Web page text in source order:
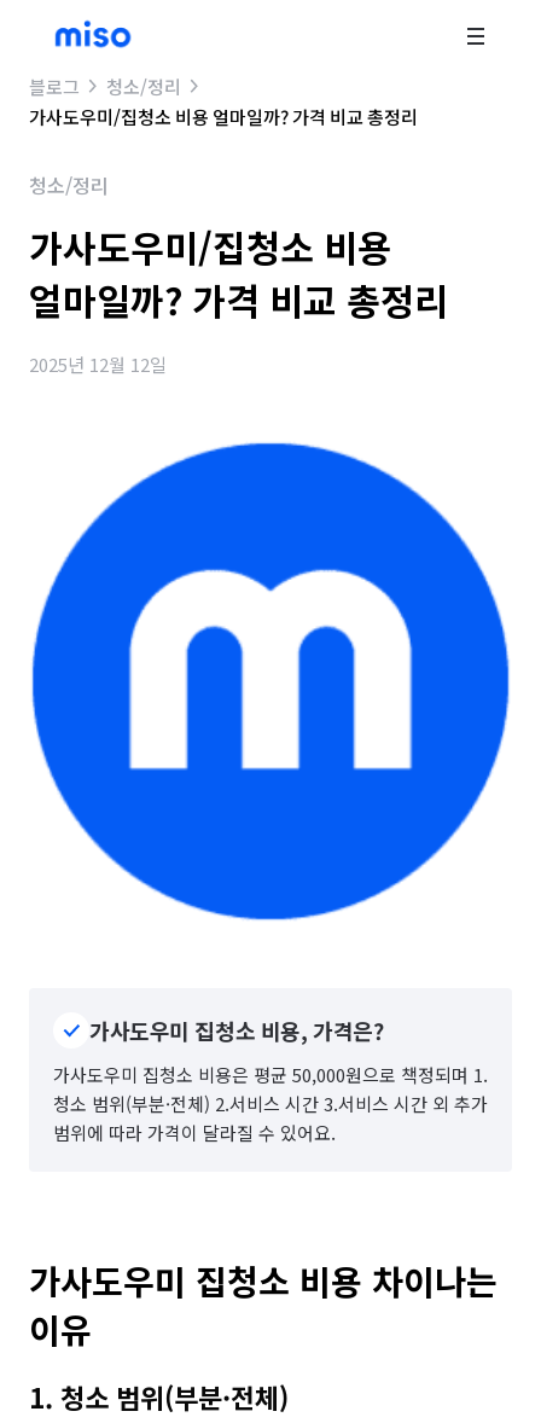
블로그
청소/정리
가사도우미/집청소 비용 얼마일까? 가격 비교 총정리
청소/정리
가사도우미/집청소 비용
얼마일까? 가격 비교 총정리
2025년 12월 12일
가사도우미 집청소 비용, 가격은?
가사도우미 집청소 비용은 평균 50,000원으로 책정되며 1.
청소 범위(부분·전체) 2.서비스 시간 3.서비스 시간 외 추가
범위에 따라 가격이 달라질 수 있어요.
가사도우미 집청소 비용 차이나는
이유
1. 청소 범위(부분·전체)